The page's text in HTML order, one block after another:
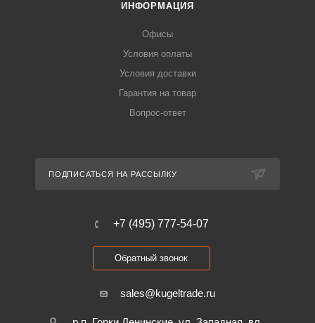
ИНФОРМАЦИЯ
Офисы
Условия оплаты
Условия доставки
Гарантия на товар
Вопрос-ответ
ПОДПИСАТЬСЯ НА РАССЫЛКУ
+7 (495) 777-54-07
Обратный звонок
sales@kugeltrade.ru